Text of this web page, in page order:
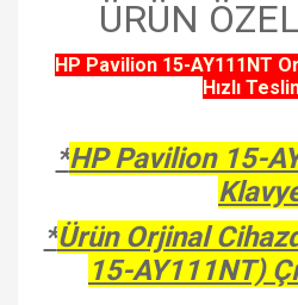
ÜRÜN
HP Pavilion 15-AY111NT
Hızlı
*HP Pavilion 15-
*Ürün Orjinal
15-AY111NT)